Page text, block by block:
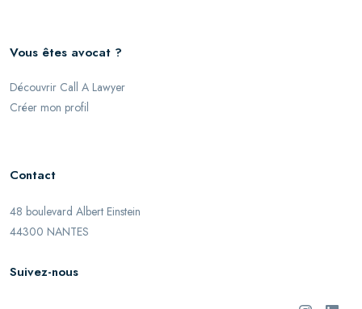
Vous êtes avocat ?
Découvrir Call A Lawyer
Créer mon profil
Contact
48 boulevard Albert Einstein
44300 NANTES
Suivez-nous